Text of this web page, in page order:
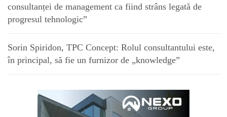
consultanței de management ca fiind strâns legată de
progresul tehnologic”
Sorin Spiridon, TPC Concept: Rolul consultantului este,
în principal, să fie un furnizor de „knowledge”